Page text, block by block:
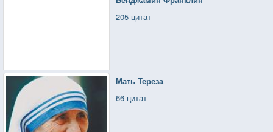
205 цитат
Мать Тереза
66 цитат